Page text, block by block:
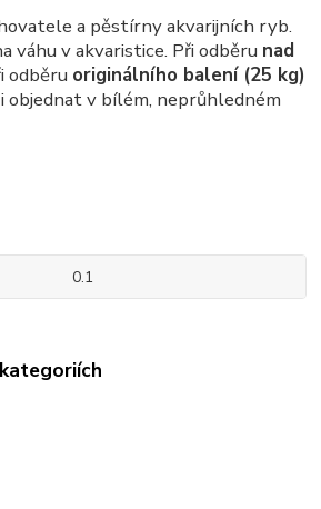
a pěstírny akvarijních ryb.
váhu v akvaristice. Při odběru nad
odběru originálního balení (25 kg)
objednat v bílém, neprůhledném
0.1